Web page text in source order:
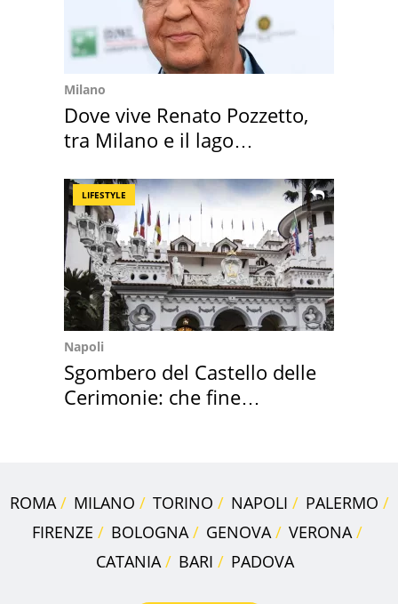
Milano
Dove vive Renato Pozzetto,
tra Milano e il lago
LIFESTYLE
Napoli
Sgombero del Castello delle
Cerimonie: che fine
ROMA MILANO TORINO NAPOLI
PALERMO
FIRENZE
BOLOGNA GENOVA
VERONA
CATANIA
BARI PADOVA